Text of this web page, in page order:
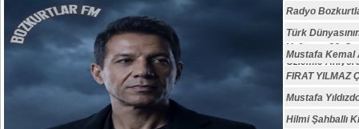
Radyo
Türk
Vefatının 29.
Özlemle
Mustafa Kemal
FIRAT YILMAZ
Mustafa
Hilmi Şahballı